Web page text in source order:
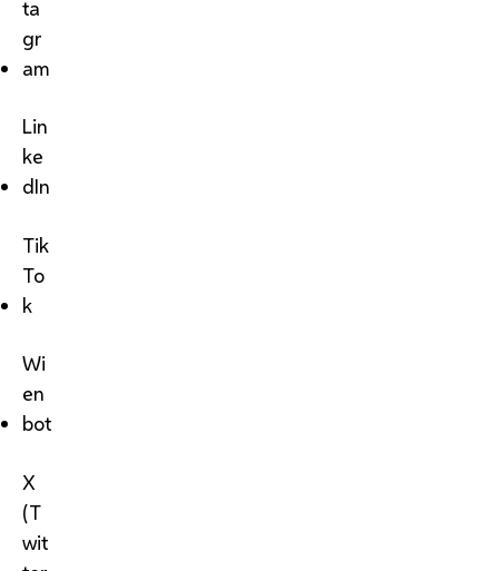
ta
gr
am
Lin
ke
dIn
Tik
To
k
Wi
en
bot
X
(T
wit